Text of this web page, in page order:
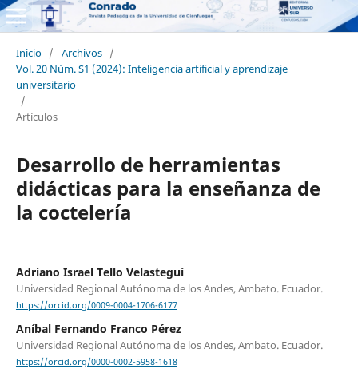
Inicio / Archivos /
Vol. 20 Núm. S1 (2024): Inteligencia artificial y aprendizaje
universitario
/
Artículos
Desarrollo de herramientas
didácticas para la enseñanza de
la coctelería
Adriano Israel Tello Velasteguí
Universidad Regional Autónoma de los Andes, Ambato. Ecuador.
https://orcid.org/0009-0004-1706-6177
Aníbal Fernando Franco Pérez
Universidad Regional Autónoma de los Andes, Ambato. Ecuador.
https://orcid.org/0000-0002-5958-1618